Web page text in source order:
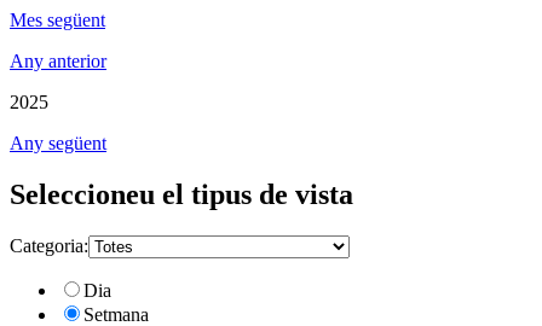
Mes següent
Any anterior
2025
Any següent
Seleccioneu el tipus de vista
Categoria:
Dia
Setmana